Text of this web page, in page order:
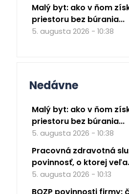
Malý byt: ako v ňom
priestoru bez búrania...
5. augusta 2026 - 10:38
Nedávne
Malý byt: ako v ňom
priestoru bez búrania...
5. augusta 2026 - 10:38
Pracovná zdravotná
povinnosť, o ktorej
5. augusta 2026 - 10:13